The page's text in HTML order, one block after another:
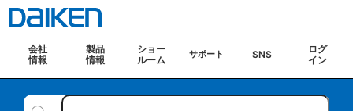
会社
情報
製品
情報
ショー
ルーム
サポート SNS
ログ
イン